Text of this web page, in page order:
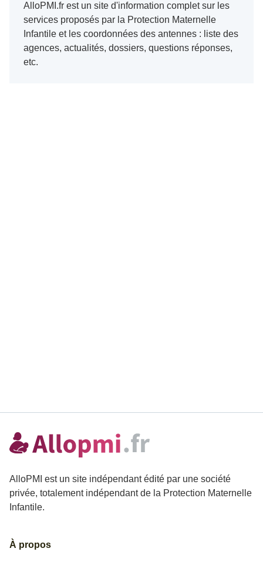
AlloPMI.fr est un site d'information complet sur les
services proposés par la Protection Maternelle
Infantile et les coordonnées des antennes : liste des
agences, actualités, dossiers, questions réponses,
etc.
AlloPMI est un site indépendant édité par une société
privée, totalement indépendant de la Protection Maternelle
Infantile.
À propos